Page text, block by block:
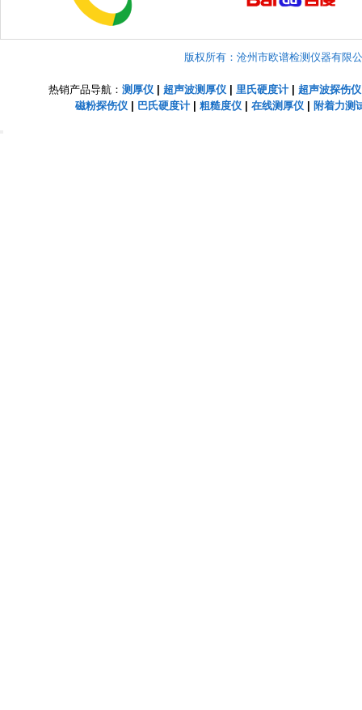
版权所有：沧州市欧谱检测仪器有限
热销产品导航： 测厚仪 超声波测厚仪 里氏硬度计| 超声波探伤仪
磁粉探伤仪| 巴氏硬度计| 粗糙度仪| 在线测厚仪| 附着力测